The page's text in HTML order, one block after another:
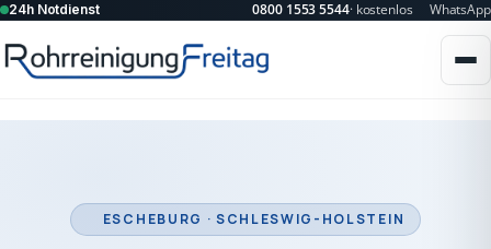
24h Notdienst 0800 1553 5544· kostenlos WhatsApp
ESCHEBURG · SCHLESWIG-HOLSTEIN